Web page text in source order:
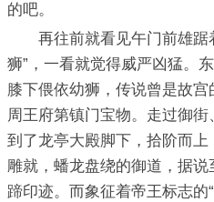
的吧。
再往前就看见午门前雄踞
狮”，一看就觉得威严凶猛。
膝下偎依幼狮，传说曾是故
周王府第镇门宝物。走过御
到了龙亭大殿脚下，拾阶而
雕就，蟠龙盘绕的御道，据
蹄印迹。而象征着帝王标志的